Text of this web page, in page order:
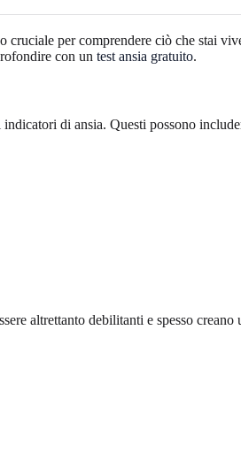
per comprendere ciò che stai
con un test ansia gratuito.
di ansia. Questi possono
altrettanto debilitanti e spesso